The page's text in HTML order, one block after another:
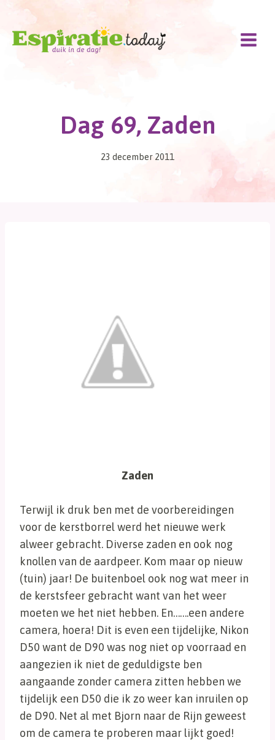
Doorgaan
inhoud
Dag 69, Zaden
23 december 2011
Zaden
Terwijl ik druk ben met de voorbereidingen
voor de kerstborrel werd het nieuwe werk
alweer gebracht. Diverse zaden en ook nog
knollen van de aardpeer. Kom maar op nieuw
(tuin) jaar! De buitenboel ook nog wat meer in
de kerstsfeer gebracht want van het weer
moeten we het niet hebben. En…….een andere
camera, hoera! Dit is even een tijdelijke, Nikon
D50 want de D90 was nog niet op voorraad en
aangezien ik niet de geduldigste ben
aangaande zonder camera zitten hebben we
tijdelijk een D50 die ik zo weer kan inruilen op
de D90. Net al met Bjorn naar de Rijn geweest
om de camera te proberen maar lijkt goed!